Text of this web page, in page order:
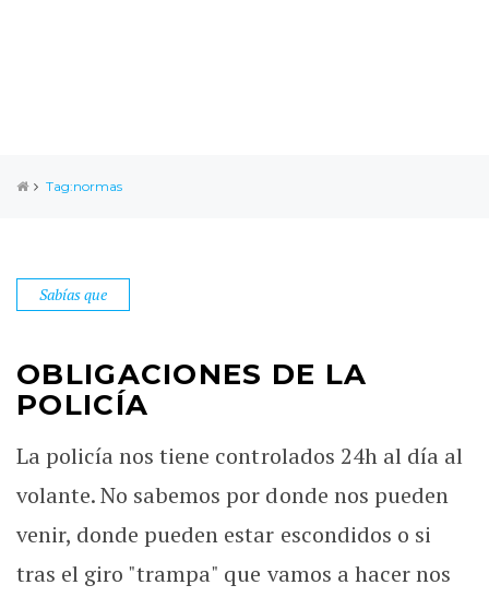
Tag:normas
Sabías que
OBLIGACIONES DE LA
POLICÍA
La policía nos tiene controlados 24h al día al
volante. No sabemos por donde nos pueden
venir, donde pueden estar escondidos o si
tras el giro "trampa" que vamos a hacer nos